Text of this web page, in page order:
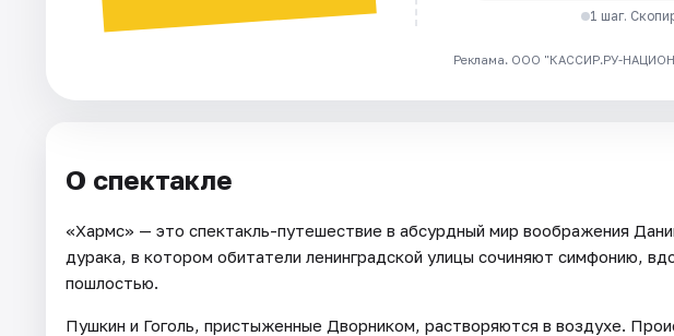
1 шаг.
Реклама. ООО "КАССИР.РУ-
О спектакле
«Хармс» — это спектакль-путешествие в абсурдный мир воображения
дурака, в котором обитатели ленинградской улицы сочиняют симфонию,
пошлостью.
Пушкин и Гоголь, пристыженные Дворником, растворяются в воздухе.